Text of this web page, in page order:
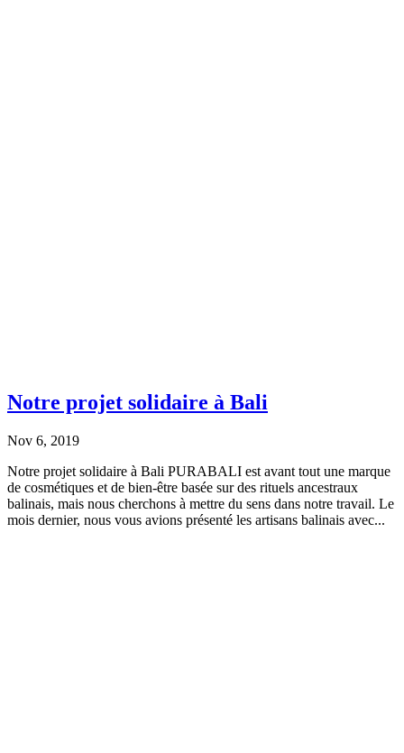
Notre projet solidaire à Bali
Nov 6, 2019
Notre projet solidaire à Bali PURABALI est avant tout une marque
de cosmétiques et de bien-être basée sur des rituels ancestraux
balinais, mais nous cherchons à mettre du sens dans notre travail. Le
mois dernier, nous vous avions présenté les artisans balinais avec...